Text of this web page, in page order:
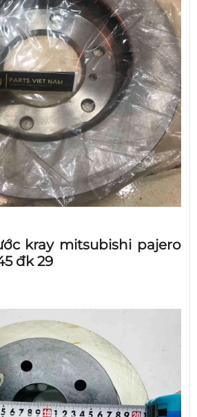
kray mitsubishi pajero
đk 29